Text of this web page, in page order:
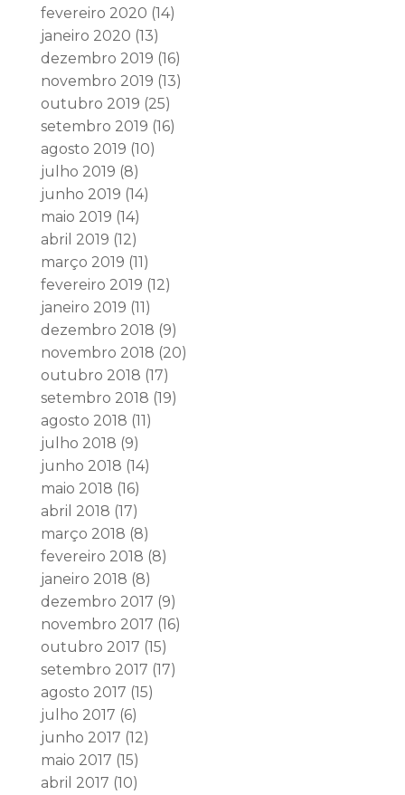
fevereiro 2020 (14)
janeiro 2020 (13)
dezembro 2019 (16)
novembro 2019 (13)
outubro 2019 (25)
setembro 2019 (16)
agosto 2019 (10)
julho 2019 (8)
junho 2019 (14)
maio 2019 (14)
abril 2019 (12)
março 2019 (11)
fevereiro 2019 (12)
janeiro 2019 (11)
dezembro 2018 (9)
novembro 2018 (20)
outubro 2018 (17)
setembro 2018 (19)
agosto 2018 (11)
julho 2018 (9)
junho 2018 (14)
maio 2018 (16)
abril 2018 (17)
março 2018 (8)
fevereiro 2018 (8)
janeiro 2018 (8)
dezembro 2017 (9)
novembro 2017 (16)
outubro 2017 (15)
setembro 2017 (17)
agosto 2017 (15)
julho 2017 (6)
junho 2017 (12)
maio 2017 (15)
abril 2017 (10)